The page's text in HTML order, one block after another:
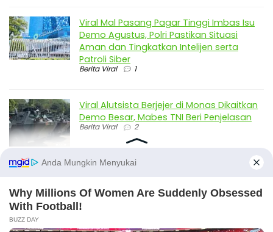
Viral Mal Pasang Pagar Tinggi Imbas Isu
Demo Agustus, Polri Pastikan Situasi
Aman dan Tingkatkan Intelijen serta
Patroli Siber
Berita Viral 1
Viral Alutsista Berjejer di Monas Dikaitkan
Demo Besar, Mabes TNI Beri Penjelasan
Berita Viral 2
Berita Viral 2